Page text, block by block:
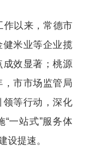
以来，常德市
健米业等企业揽
成效显著；桃源
市市场监管局
领等行动，深化
一站式”服务体
设提速。